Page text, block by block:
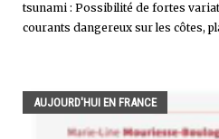
tsunami : Possibilité de fortes
courants dangereux sur les côtes,
AUJOURD'HUI EN FRANCE